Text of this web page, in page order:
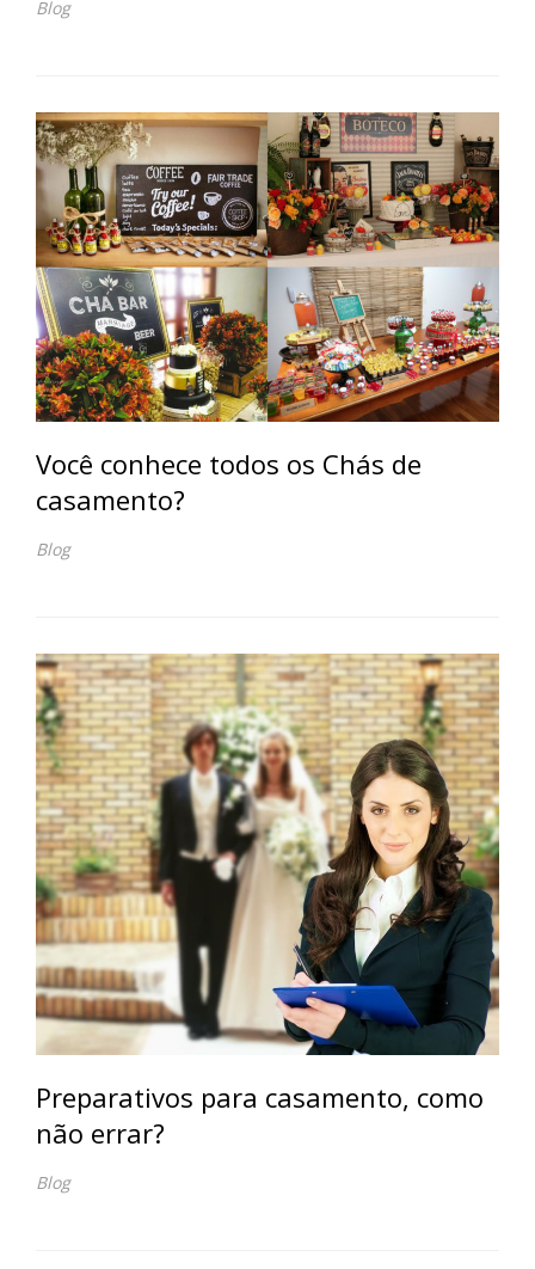
Blog
Você conhece todos os Chás de
casamento?
Blog
Preparativos para casamento, como
não errar?
Blog